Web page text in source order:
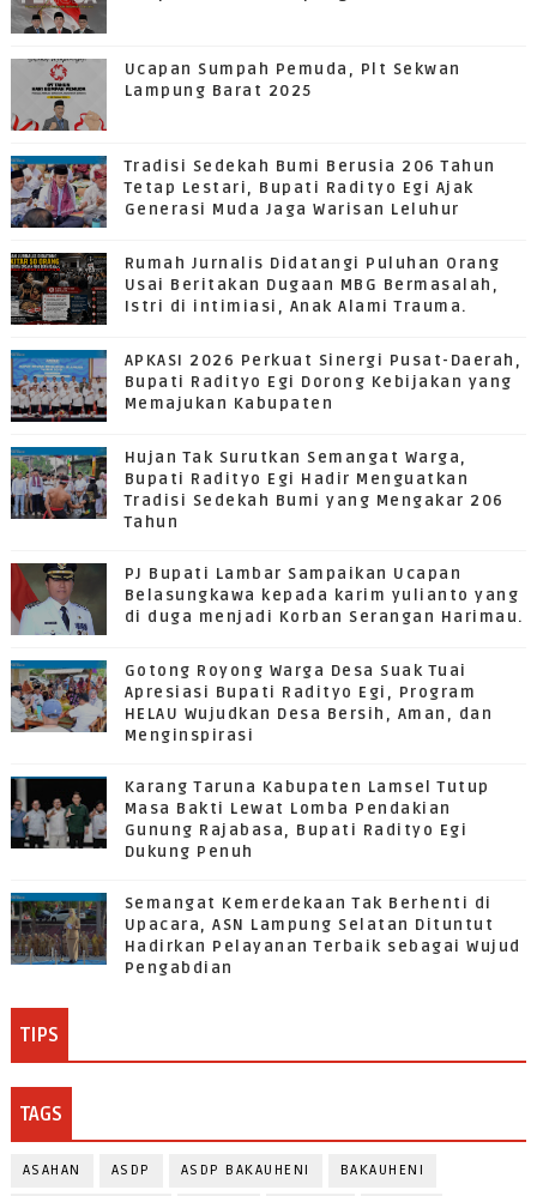
Ucapan Sumpah Pemuda, Plt Sekwan
Lampung Barat 2025
Tradisi Sedekah Bumi Berusia 206 Tahun
Tetap Lestari, Bupati Radityo Egi Ajak
Generasi Muda Jaga Warisan Leluhur
Rumah Jurnalis Didatangi Puluhan Orang
Usai Beritakan Dugaan MBG Bermasalah,
Istri di intimiasi, Anak Alami Trauma.
APKASI 2026 Perkuat Sinergi Pusat-Daerah,
Bupati Radityo Egi Dorong Kebijakan yang
Memajukan Kabupaten
Hujan Tak Surutkan Semangat Warga,
Bupati Radityo Egi Hadir Menguatkan
Tradisi Sedekah Bumi yang Mengakar 206
Tahun
PJ Bupati Lambar Sampaikan Ucapan
Belasungkawa kepada karim yulianto yang
di duga menjadi Korban Serangan Harimau.
Gotong Royong Warga Desa Suak Tuai
Apresiasi Bupati Radityo Egi, Program
HELAU Wujudkan Desa Bersih, Aman, dan
Menginspirasi
Karang Taruna Kabupaten Lamsel Tutup
Masa Bakti Lewat Lomba Pendakian
Gunung Rajabasa, Bupati Radityo Egi
Dukung Penuh
Semangat Kemerdekaan Tak Berhenti di
Upacara, ASN Lampung Selatan Dituntut
Hadirkan Pelayanan Terbaik sebagai Wujud
Pengabdian
TIPS
TAGS
ASAHAN ASDP ASDP BAKAUHENI BAKAUHENI